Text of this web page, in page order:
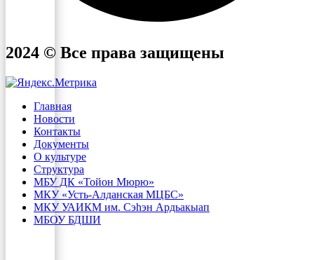
2024 © Все права защищены
Главная
Новости
Контакты
Документы
О культуре
Структура
МБУ ДК «Тойон Мюрю»
МКУ «Усть-Алданская МЦБС»
МКУ УАИКМ им. Сэһэн Ардьакыап
МБОУ БДШИ